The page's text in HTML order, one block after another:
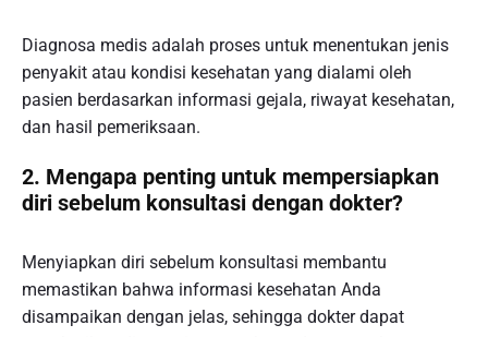
Diagnosa medis adalah proses untuk menentukan jenis
penyakit atau kondisi kesehatan yang dialami oleh
pasien berdasarkan informasi gejala, riwayat kesehatan,
dan hasil pemeriksaan.
2. Mengapa penting untuk mempersiapkan
diri sebelum konsultasi dengan dokter?
Menyiapkan diri sebelum konsultasi membantu
memastikan bahwa informasi kesehatan Anda
disampaikan dengan jelas, sehingga dokter dapat